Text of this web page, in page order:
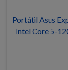
Portátil Asus
Intel Core 5-